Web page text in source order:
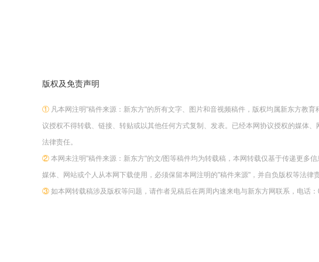
版权及免责声明
① 凡本网注明"稿件来源：新东方"的所有文字、图片和音视频稿件，版权均属新东方教
议授权不得转载、链接、转贴或以其他任何方式复制、发表。已经本网协议授权的媒体
法律责任。
② 本网未注明"稿件来源：新东方"的文/图等稿件均为转载稿，本网转载仅基于传递更多
媒体、网站或个人从本网下载使用，必须保留本网注明的"稿件来源"，并自负版权等法律
③ 如本网转载稿涉及版权等问题，请作者见稿后在两周内速来电与新东方网联系，电话：